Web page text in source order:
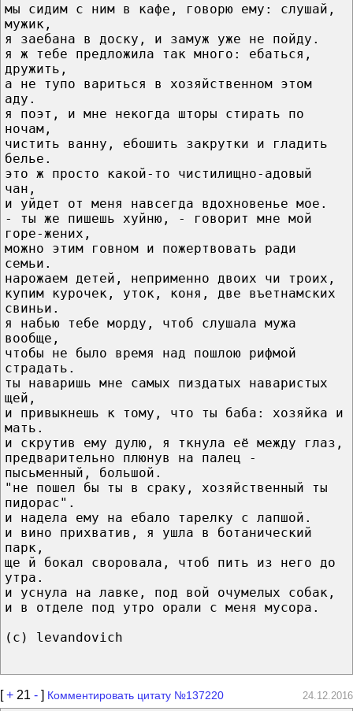
мы сидим с ним в кафе, говорю ему: слушай,
мужик,
я заебана в доску, и замуж уже не пойду.
я ж тебе предложила так много: ебаться,
дружить,
а не тупо вариться в хозяйственном этом
аду.
я поэт, и мне некогда шторы стирать по
ночам,
чистить ванну, ебошить закрутки и гладить
белье.
это ж просто какой-то чистилищно-адовый
чан,
и уйдет от меня навсегда вдохновенье мое.
- ты же пишешь хуйню, - говорит мне мой
горе-жених,
можно этим говном и пожертвовать ради
семьи.
нарожаем детей, неприменно двоих чи троих,
купим курочек, уток, коня, две въетнамских
свиньи.
я набью тебе морду, чтоб слушала мужа
вообще,
чтобы не было время над пошлою рифмой
страдать.
ты наваришь мне самых пиздатых наваристых
щей,
и привыкнешь к тому, что ты баба: хозяйка и
мать.
и скрутив ему дулю, я ткнула её между глаз,
предварительно плюнув на палец -
пысьменный, большой.
"не пошел бы ты в сраку, хозяйственный ты
пидорас".
и надела ему на ебало тарелку с лапшой.
и вино прихватив, я ушла в ботанический
парк,
ще й бокал своровала, чтоб пить из него до
утра.
и уснула на лавке, под вой очумелых собак,
и в отделе под утро орали с меня мусора.
(с) levandovich
[+ 21 - ] Комментировать цитату №137220 24.12.2016